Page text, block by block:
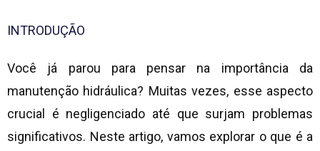
INTRODUÇÃO
Você já parou para pensar na importância da
manutenção hidráulica? Muitas vezes, esse aspecto
crucial é negligenciado até que surjam problemas
significativos. Neste artigo, vamos explorar o que é a